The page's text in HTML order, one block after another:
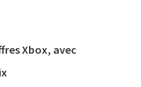
Xbox, avec